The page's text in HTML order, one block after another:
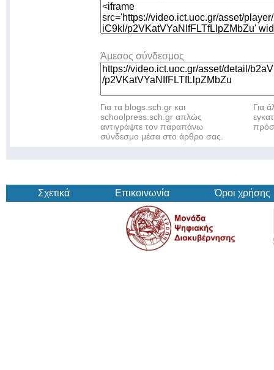
Άμεσος σύνδεσμος
Για τα blogs.sch.gr και
schoolpress.sch.gr απλώς
αντιγράψτε τον παραπάνω
σύνδεσμο μέσα στο άρθρο σας.
Για
Σχετικά Επικοινωνία Όροι χρήσης